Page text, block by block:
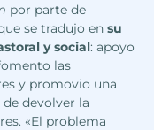
por parte de
se tradujo en su
y social: apoyo
las
y promovio una
devolver la
«El problema